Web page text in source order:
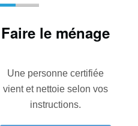
Faire le ménage
Une personne certifiée
vient et nettoie selon vos
instructions.